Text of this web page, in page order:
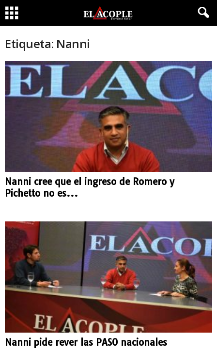
Etiqueta: Nanni
Nanni cree que el ingreso de Romero y
Pichetto no es...
Nanni pide rever las PASO nacionales